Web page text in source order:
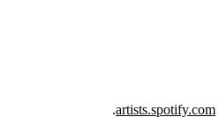
artists.spotify.com
.